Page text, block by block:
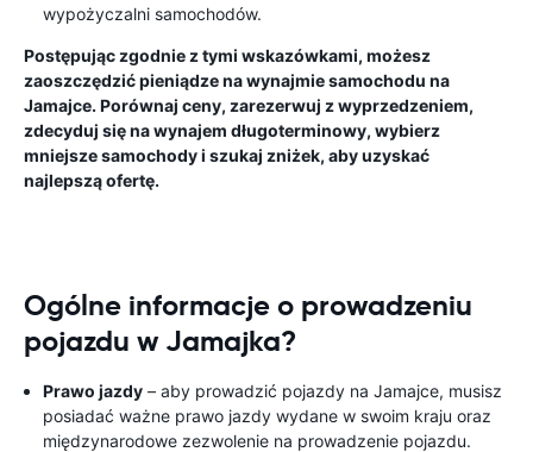
wypożyczalni samochodów.
Postępując zgodnie z tymi wskazówkami, możesz
zaoszczędzić pieniądze na wynajmie samochodu na
Jamajce. Porównaj ceny, zarezerwuj z wyprzedzeniem,
zdecyduj się na wynajem długoterminowy, wybierz
mniejsze samochody i szukaj zniżek, aby uzyskać
najlepszą ofertę.
Ogólne informacje o prowadzeniu
pojazdu w Jamajka?
Prawo jazdy – aby prowadzić pojazdy na Jamajce, musisz
posiadać ważne prawo jazdy wydane w swoim kraju oraz
międzynarodowe zezwolenie na prowadzenie pojazdu.